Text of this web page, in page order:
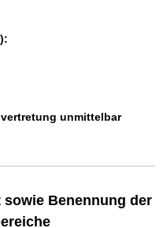
unmittelbar
Benennung der